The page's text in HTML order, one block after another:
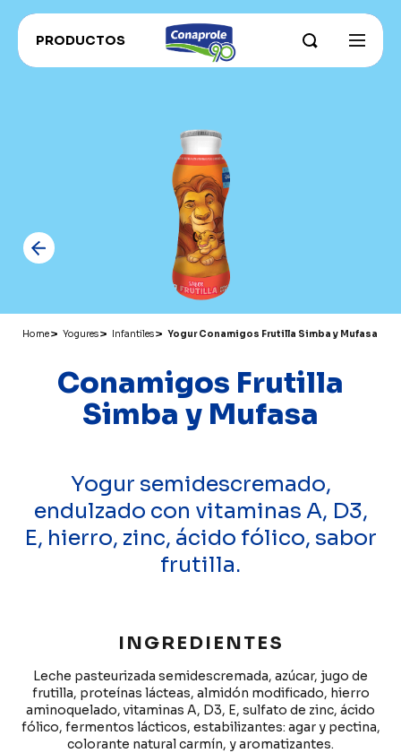
PRODUCTOS
Parque Industrial
Nuestros campos y productores
Sustentabilidad e innovación
Grass Fed
Historia
CONAHORRO
RECETAS
RECOMENDADOS ADU
CATÁLOGO PRODUCTOS
Home Yogures Infantiles Yogur Conamigos Frutilla Simba y Mufasa
Conamigos Frutilla
Simba y Mufasa
Yogur semidescremado,
endulzado con vitaminas A, D3,
E, hierro, zinc, ácido fólico, sabor
frutilla.
INGREDIENTES
Leche pasteurizada semidescremada, azúcar, jugo de
frutilla, proteínas lácteas, almidón modificado, hierro
aminoquelado, vitaminas A, D3, E, sulfato de zinc, ácido
fólico, fermentos lácticos, estabilizantes: agar y pectina,
colorante natural carmín, y aromatizantes.